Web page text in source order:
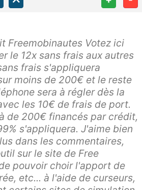
Freemobinautes Votez ici
le 12x sans frais aux autres
frais s'appliquera
moins de 200€ et le reste
sera à régler dès la
les 10€ de frais de port.
de 200€ financés par crédit,
s'appliquera. J'aime bien
dans les commentaires,
sur le site de Free
pouvoir choir l'apport de
etc... à l'aide de curseurs,